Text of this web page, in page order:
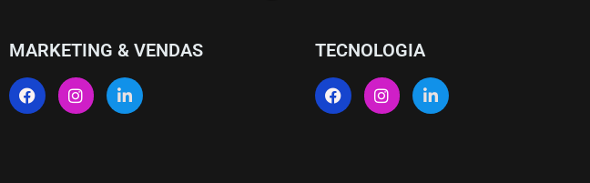
MARKETING & VENDAS TECNOLOGIA